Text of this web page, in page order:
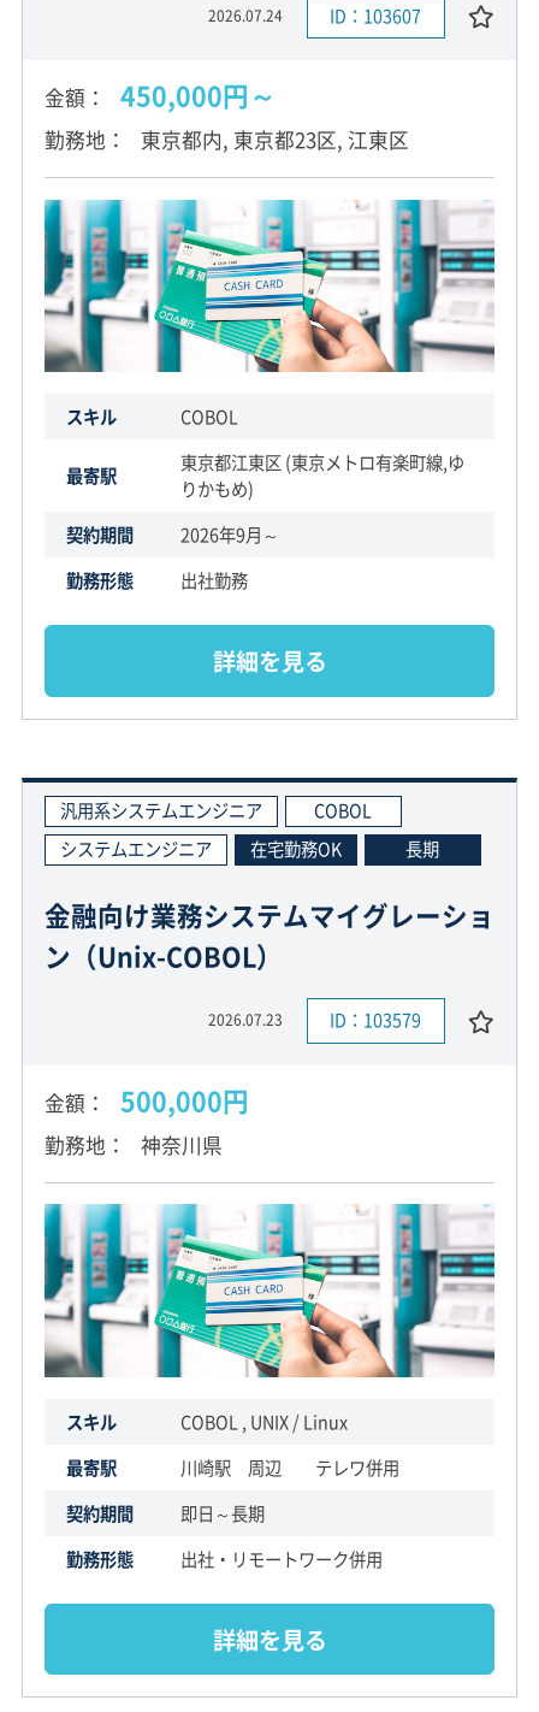
2026.07.24 ID：103607
金額 450,000円～
勤務地 東京都内, 東京都23区, 江東区
スキル COBOL
最寄駅
東京都江東区 (東京メトロ有楽町線,ゆ
りかもめ)
契約期間
2026年9月～
勤務形態
出社勤務
詳細を見る
汎用系システムエンジニア
COBOL
システムエンジニア
在宅勤務OK 長期
金融向け業務システムマイグレーショ
ン（Unix-COBOL）
2026.07.23 ID：103579
金額 500,000円
勤務地 神奈川県
スキル
COBOL , UNIX / Linux
最寄駅
川崎駅 周辺 テレワ併用
契約期間
即日～長期
勤務形態
出社・リモートワーク併用
詳細を見る